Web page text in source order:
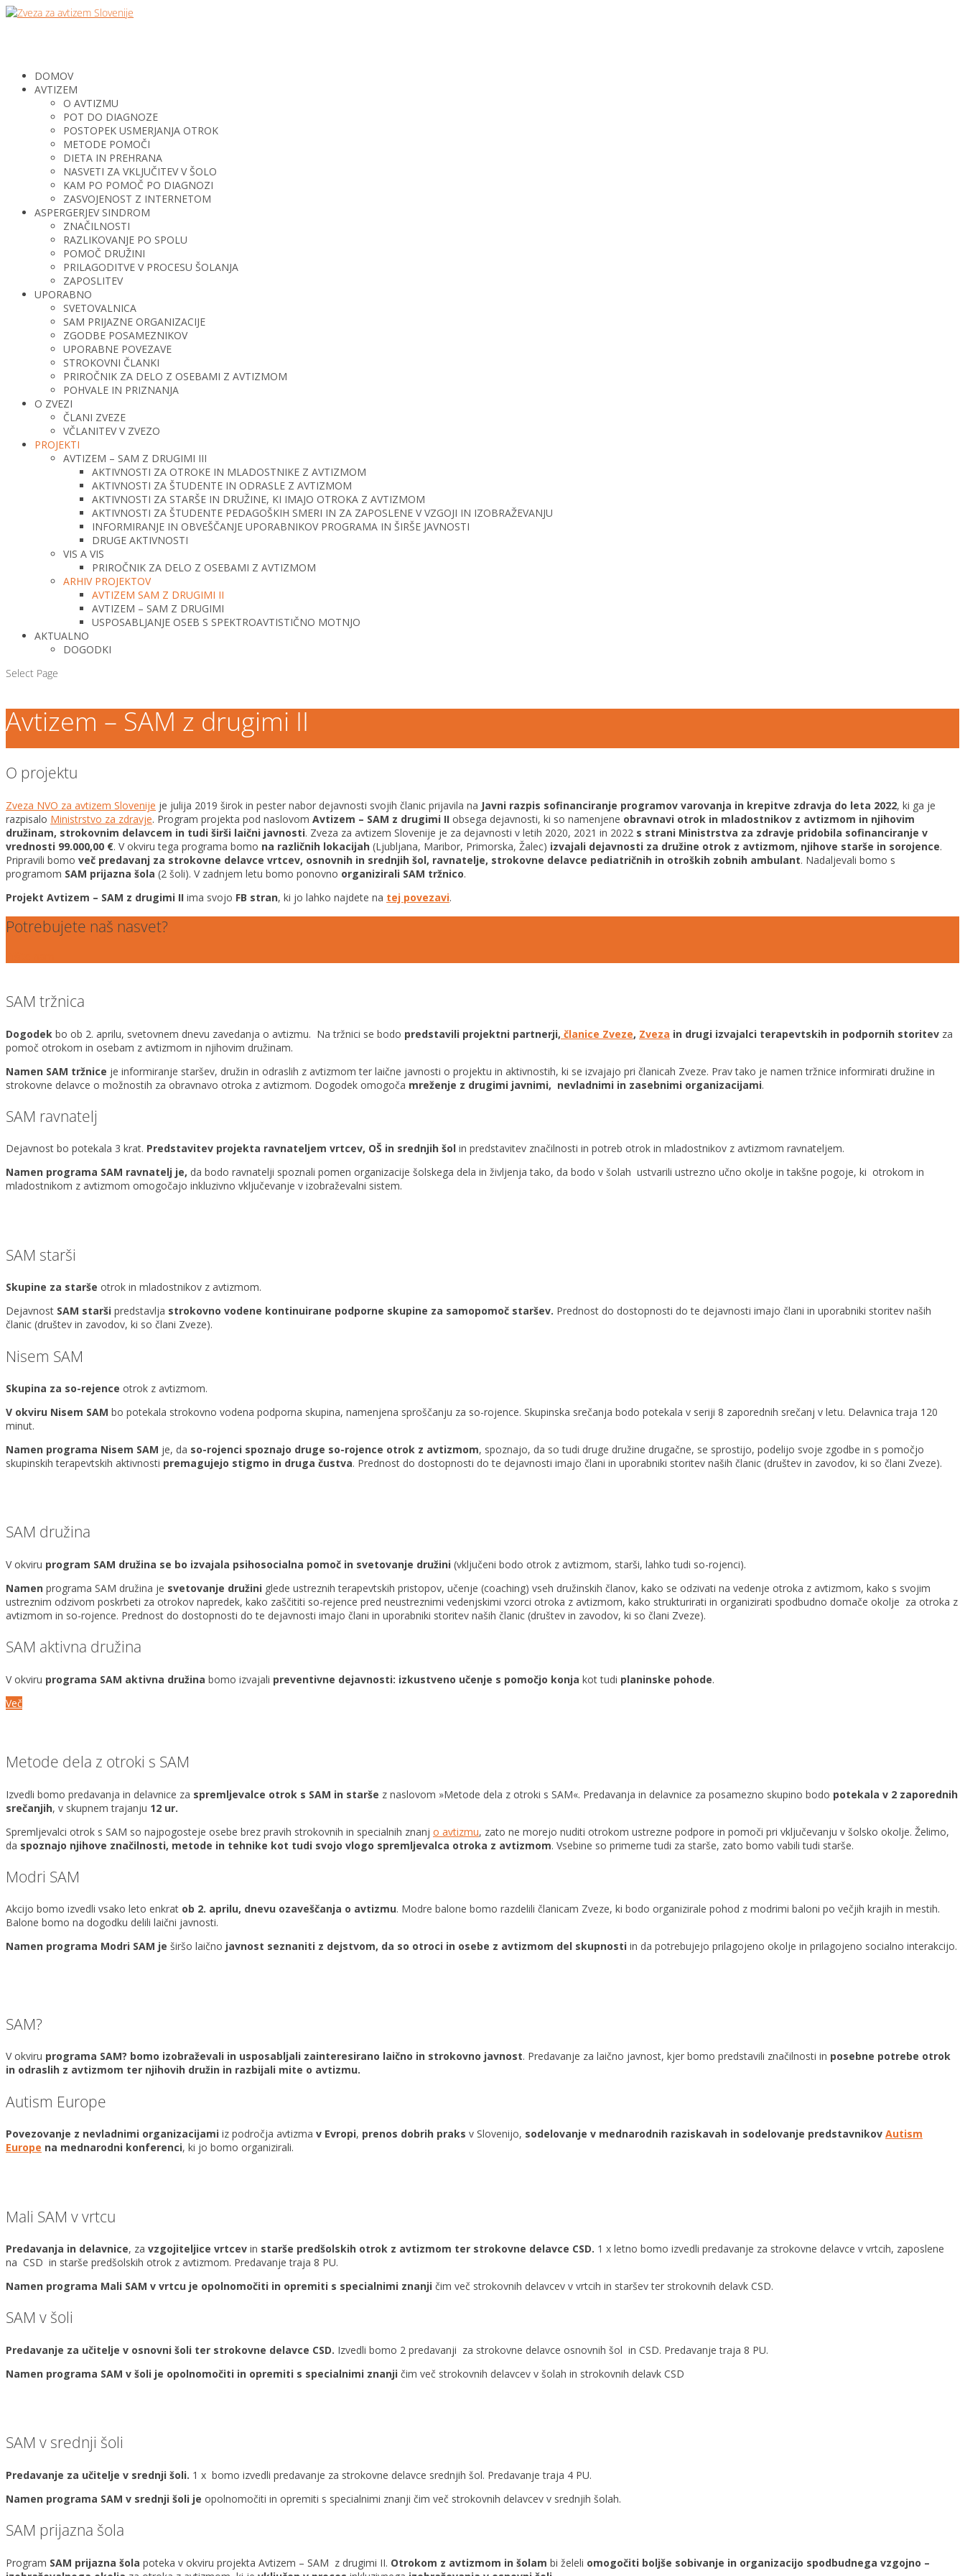
DOMOV
AVTIZEM
O AVTIZMU
POT DO DIAGNOZE
POSTOPEK USMERJANJA OTROK
METODE POMOČI
DIETA IN PREHRANA
NASVETI ZA VKLJUČITEV V ŠOLO
KAM PO POMOČ PO DIAGNOZI
ZASVOJENOST Z INTERNETOM
ASPERGERJEV SINDROM
ZNAČILNOSTI
RAZLIKOVANJE PO SPOLU
POMOČ DRUŽINI
PRILAGODITVE V PROCESU ŠOLANJA
ZAPOSLITEV
UPORABNO
SVETOVALNICA
SAM PRIJAZNE ORGANIZACIJE
ZGODBE POSAMEZNIKOV
UPORABNE POVEZAVE
STROKOVNI ČLANKI
PRIROČNIK ZA DELO Z OSEBAMI Z AVTIZMOM
POHVALE IN PRIZNANJA
O ZVEZI
ČLANI ZVEZE
VČLANITEV V ZVEZO
PROJEKTI
AVTIZEM – SAM Z DRUGIMI III
AKTIVNOSTI ZA OTROKE IN MLADOSTNIKE Z AVTIZMOM
AKTIVNOSTI ZA ŠTUDENTE IN ODRASLE Z AVTIZMOM
AKTIVNOSTI ZA STARŠE IN DRUŽINE, KI IMAJO OTROKA Z AVTIZMOM
AKTIVNOSTI ZA ŠTUDENTE PEDAGOŠKIH SMERI IN ZA ZAPOSLENE V VZGOJI IN IZOBRAŽEVANJU
INFORMIRANJE IN OBVEŠČANJE UPORABNIKOV PROGRAMA IN ŠIRŠE JAVNOSTI
DRUGE AKTIVNOSTI
VIS A VIS
PRIROČNIK ZA DELO Z OSEBAMI Z AVTIZMOM
ARHIV PROJEKTOV
AVTIZEM SAM Z DRUGIMI II
AVTIZEM – SAM Z DRUGIMI
USPOSABLJANJE OSEB S SPEKTROAVTISTIČNO MOTNJO
AKTUALNO
DOGODKI
Select Page
Avtizem – SAM z drugimi II
O projektu
Zveza NVO za avtizem Slovenije je julija 2019 širok in pester nabor dejavnosti svojih članic prijavila na Javni razpis sofinanciranje programov varovanja in krepitve zdravja do leta 2022, ki ga je
razpisalo Ministrstvo za zdravje. Program projekta pod naslovom Avtizem – SAM z drugimi II obsega dejavnosti, ki so namenjene obravnavi otrok in mladostnikov z avtizmom in njihovim
družinam, strokovnim delavcem in tudi širši laični javnosti. Zveza za avtizem Slovenije je za dejavnosti v letih 2020, 2021 in 2022 s strani Ministrstva za zdravje pridobila sofinanciranje v
vrednosti 99.000,00 €. V okviru tega programa bomo na različnih lokacijah (Ljubljana, Maribor, Primorska, Žalec) izvajali dejavnosti za družine otrok z avtizmom, njihove starše in sorojence.
Pripravili bomo več predavanj za strokovne delavce vrtcev, osnovnih in srednjih šol, ravnatelje, strokovne delavce pediatričnih in otroških zobnih ambulant. Nadaljevali bomo s
programom SAM prijazna šola (2 šoli). V zadnjem letu bomo ponovno organizirali SAM tržnico.
Projekt Avtizem – SAM z drugimi II ima svojo FB stran, ki jo lahko najdete na tej povezavi.
Potrebujete naš nasvet?
SAM tržnica
Dogodek bo ob 2. aprilu, svetovnem dnevu zavedanja o avtizmu. Na tržnici se bodo predstavili projektni partnerji, članice Zveze, Zveza in drugi izvajalci terapevtskih in podpornih storitev za
pomoč otrokom in osebam z avtizmom in njihovim družinam.
Namen SAM tržnice je informiranje staršev, družin in odraslih z avtizmom ter laične javnosti o projektu in aktivnostih, ki se izvajajo pri članicah Zveze. Prav tako je namen tržnice informirati družine in
strokovne delavce o možnostih za obravnavo otroka z avtizmom. Dogodek omogoča mreženje z drugimi javnimi, nevladnimi in zasebnimi organizacijami.
SAM ravnatelj
Dejavnost bo potekala 3 krat. Predstavitev projekta ravnateljem vrtcev, OŠ in srednjih šol in predstavitev značilnosti in potreb otrok in mladostnikov z avtizmom ravnateljem.
Namen programa SAM ravnatelj je, da bodo ravnatelji spoznali pomen organizacije šolskega dela in življenja tako, da bodo v šolah ustvarili ustrezno učno okolje in takšne pogoje, ki otrokom in
mladostnikom z avtizmom omogočajo inkluzivno vključevanje v izobraževalni sistem.
SAM starši
Skupine za starše otrok in mladostnikov z avtizmom.
Dejavnost SAM starši predstavlja strokovno vodene kontinuirane podporne skupine za samopomoč staršev. Prednost do dostopnosti do te dejavnosti imajo člani in uporabniki storitev naših
članic (društev in zavodov, ki so člani Zveze).
Nisem SAM
Skupina za so-rejence otrok z avtizmom.
V okviru Nisem SAM bo potekala strokovno vodena podporna skupina, namenjena sproščanju za so-rojence. Skupinska srečanja bodo potekala v seriji 8 zaporednih srečanj v letu. Delavnica traja 120
minut.
Namen programa Nisem SAM je, da so-rojenci spoznajo druge so-rojence otrok z avtizmom, spoznajo, da so tudi druge družine drugačne, se sprostijo, podelijo svoje zgodbe in s pomočjo
skupinskih terapevtskih aktivnosti premagujejo stigmo in druga čustva. Prednost do dostopnosti do te dejavnosti imajo člani in uporabniki storitev naših članic (društev in zavodov, ki so člani Zveze).
SAM družina
V okviru program SAM družina se bo izvajala psihosocialna pomoč in svetovanje družini (vključeni bodo otrok z avtizmom, starši, lahko tudi so-rojenci).
Namen programa SAM družina je svetovanje družini glede ustreznih terapevtskih pristopov, učenje (coaching) vseh družinskih članov, kako se odzivati na vedenje otroka z avtizmom, kako s svojim
ustreznim odzivom poskrbeti za otrokov napredek, kako zaščititi so-rejence pred neustreznimi vedenjskimi vzorci otroka z avtizmom, kako strukturirati in organizirati spodbudno domače okolje za otroka z
avtizmom in so-rojence. Prednost do dostopnosti do te dejavnosti imajo člani in uporabniki storitev naših članic (društev in zavodov, ki so člani Zveze).
SAM aktivna družina
V okviru programa SAM aktivna družina bomo izvajali preventivne dejavnosti: izkustveno učenje s pomočjo konja kot tudi planinske pohode.
Več
Metode dela z otroki s SAM
Izvedli bomo predavanja in delavnice za spremljevalce otrok s SAM in starše z naslovom »Metode dela z otroki s SAM«. Predavanja in delavnice za posamezno skupino bodo potekala v 2 zaporednih
srečanjih, v skupnem trajanju 12 ur.
Spremljevalci otrok s SAM so najpogosteje osebe brez pravih strokovnih in specialnih znanj o avtizmu, zato ne morejo nuditi otrokom ustrezne podpore in pomoči pri vključevanju v šolsko okolje. Želimo,
da spoznajo njihove značilnosti, metode in tehnike kot tudi svojo vlogo spremljevalca otroka z avtizmom. Vsebine so primerne tudi za starše, zato bomo vabili tudi starše.
Modri SAM
Akcijo bomo izvedli vsako leto enkrat ob 2. aprilu, dnevu ozaveščanja o avtizmu. Modre balone bomo razdelili članicam Zveze, ki bodo organizirale pohod z modrimi baloni po večjih krajih in mestih.
Balone bomo na dogodku delili laični javnosti.
Namen programa Modri SAM je širšo laično javnost seznaniti z dejstvom, da so otroci in osebe z avtizmom del skupnosti in da potrebujejo prilagojeno okolje in prilagojeno socialno interakcijo.
SAM?
V okviru programa SAM? bomo izobraževali in usposabljali zainteresirano laično in strokovno javnost. Predavanje za laično javnost, kjer bomo predstavili značilnosti in posebne potrebe otrok
in odraslih z avtizmom ter njihovih družin in razbijali mite o avtizmu.
Autism Europe
Povezovanje z nevladnimi organizacijami iz področja avtizma v Evropi, prenos dobrih praks v Slovenijo, sodelovanje v mednarodnih raziskavah in sodelovanje predstavnikov Autism
Europe na mednarodni konferenci, ki jo bomo organizirali.
Mali SAM v vrtcu
Predavanja in delavnice, za vzgojiteljice vrtcev in starše predšolskih otrok z avtizmom ter strokovne delavce CSD. 1 x letno bomo izvedli predavanje za strokovne delavce v vrtcih, zaposlene
na CSD in starše predšolskih otrok z avtizmom. Predavanje traja 8 PU.
Namen programa Mali SAM v vrtcu je opolnomočiti in opremiti s specialnimi znanji čim več strokovnih delavcev v vrtcih in staršev ter strokovnih delavk CSD.
SAM v šoli
Predavanje za učitelje v osnovni šoli ter strokovne delavce CSD. Izvedli bomo 2 predavanji za strokovne delavce osnovnih šol in CSD. Predavanje traja 8 PU.
Namen programa SAM v šoli je opolnomočiti in opremiti s specialnimi znanji čim več strokovnih delavcev v šolah in strokovnih delavk CSD
SAM v srednji šoli
Predavanje za učitelje v srednji šoli. 1 x bomo izvedli predavanje za strokovne delavce srednjih šol. Predavanje traja 4 PU.
Namen programa SAM v srednji šoli je opolnomočiti in opremiti s specialnimi znanji čim več strokovnih delavcev v srednjih šolah.
SAM prijazna šola
Program SAM prijazna šola poteka v okviru projekta Avtizem – SAM z drugimi II. Otrokom z avtizmom in šolam bi želeli omogočiti boljše sobivanje in organizacijo spodbudnega vzgojno –